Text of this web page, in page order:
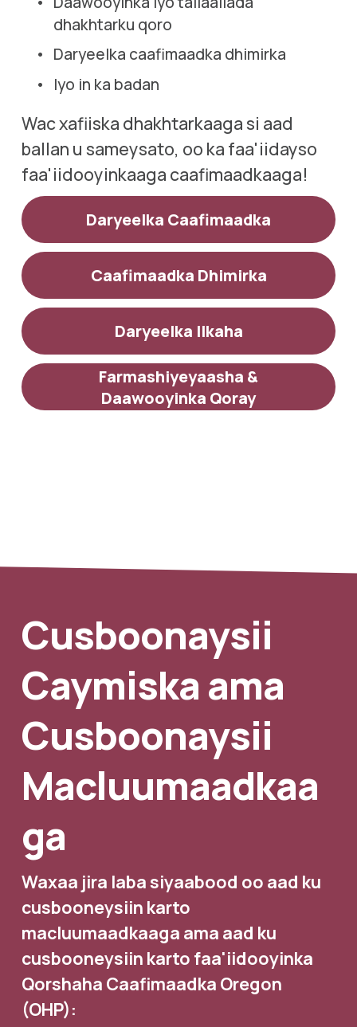
dhakhtarku qoro
Daryeelka caafimaadka dhimirka
Iyo in ka badan
Wac xafiiska dhakhtarkaaga si aad
ballan u sameysato, oo ka faa'iidayso
faa'iidooyinkaaga caafimaadkaaga!
Daryeelka Caafimaadka
Caafimaadka Dhimirka
Daryeelka Ilkaha
Farmashiyeyaasha &
Daawooyinka Qoray
Cusboonaysii
Caymiska ama
Cusboonaysii
Macluumaadkaa
ga
Waxaa jira laba siyaabood oo aad ku
cusbooneysiin karto
macluumaadkaaga ama aad ku
cusbooneysiin karto faa'iidooyinka
Qorshaha Caafimaadka Oregon
(OHP):